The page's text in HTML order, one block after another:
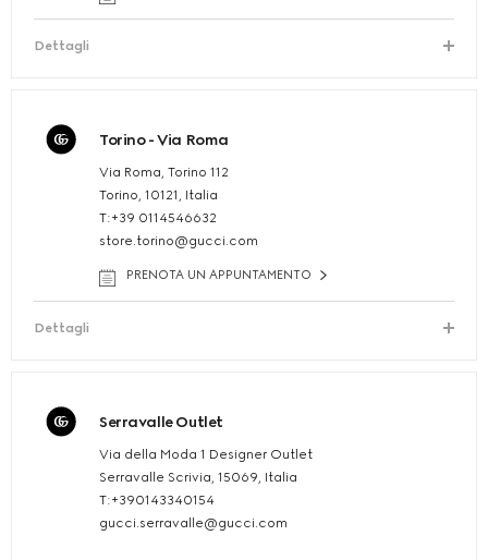
Dettagli
Torino - Via Roma
Via Roma, Torino 112
Torino, 10121, Italia
T:+39 0114546632
store.torino@gucci.com
PRENOTA UN APPUNTAMENTO
Dettagli
Serravalle Outlet
Via della Moda 1 Designer Outlet
Serravalle Scrivia, 15069, Italia
T:+390143340154
gucci.serravalle@gucci.com